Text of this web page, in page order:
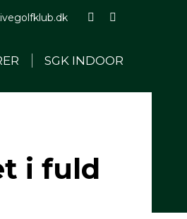
opensopens
SGK INDOOR
i fuld